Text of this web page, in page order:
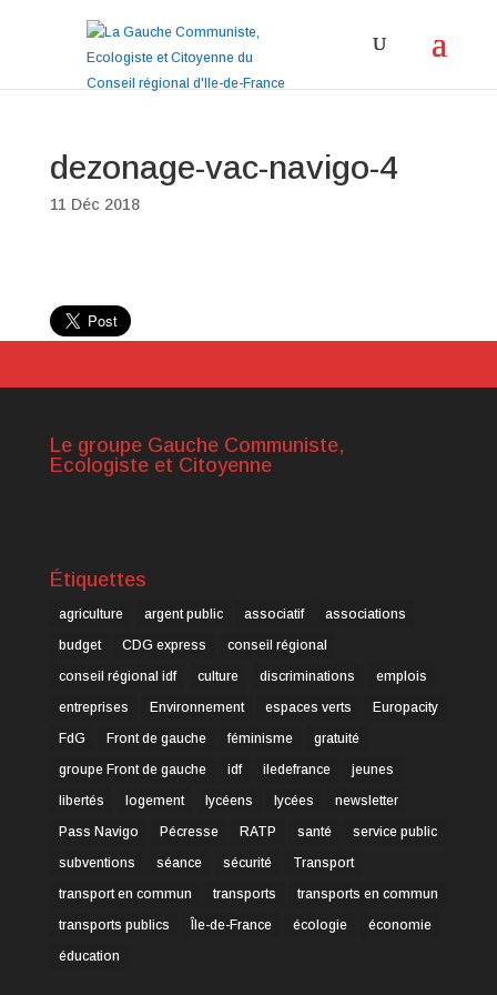
dezonage-vac-navigo-4
11 Déc 2018
Le groupe Gauche Communiste,
Ecologiste et Citoyenne
Étiquettes
agriculture argent public associatif
associations
budget
CDG express
conseil régional
conseil régional idf
culture discriminations
emplois
entreprises
Environnement espaces verts
Europacity
FdG
Front de gauche féminisme
gratuité
groupe Front de gauche
idf iledefrance
jeunes
libertés
logement lycéens lycées
newsletter
Pass Navigo
Pécresse RATP santé
service public
subventions
séance sécurité
Transport
transport en commun
transports
transports en commun
transports publics
Île-de-France écologie
économie
éducation